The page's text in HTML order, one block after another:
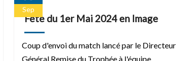
Sep
Fête du 1er Mai 2024 en Image
Coup d'envoi du match lancé par le Directeur
Général Remise du Trophée à l'équipe